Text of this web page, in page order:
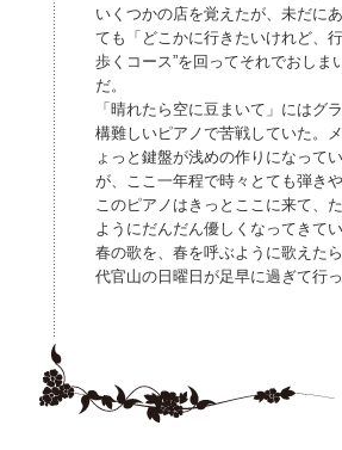
いくつかの店を覚えたが、未だに
ても「どこかに行きたいけれど、
歩くコース”を回ってそれでおし
だ。
「晴れたら空に豆まいて」にはグ
構難しいピアノで苦戦していた。
ょっと鍵盤が浅めの作りになって
が、ここ一年程で時々とても弾き
このピアノはきっとここに来て、
ようにだんだん優しくなってきてい
春の歌を、春を呼ぶように歌えたら
代官山の日曜日が足早に過ぎて行っ